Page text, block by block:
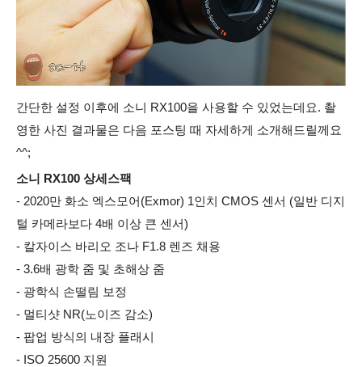
간단한 설정 이후에 소니 RX100을 사용할 수 있었는데요. 촬
영한 사진 결과물은 다음 포스팅 때 자세하게 소개해드릴께요
^^;
소니 RX100 상세스팩
- 2020만 화소 엑스모어(Exmor) 1인치 CMOS 센서 (일반 디지
털 카메라보다 4배 이상 큰 센서)
- 칼자이스 바리오 조나 F1.8 렌즈 채용
- 3.6배 광학 줌 및 초해상 줌
- 광학식 손떨림 보정
- 멀티샷 NR(노이즈 감소)
- 팝업 방식의 내장 플래시
- ISO 25600 지원